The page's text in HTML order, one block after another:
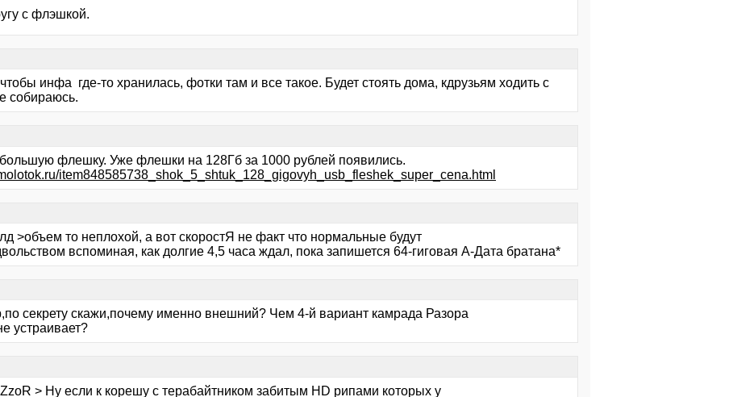
с флэшкой.
инфа где-то хранилась, фотки там и все такое. Будет стоять дома, кдрузьям ходить с
собираюсь.
флешку. Уже флешки на 128Гб за 1000 рублей появились.
item848585738_shok_5_shtuk_128_gigovyh_usb_fleshek_super_cena.html
>объем то неплохой, а вот скоростЯ не факт что нормальные будут
вспоминая, как долгие 4,5 часа ждал, пока запишется 64-гиговая А-Дата братана*
секрету скажи,почему именно внешний? Чем 4-й вариант камрада Разора
устраивает?
> Ну если к корешу с терабайтником забитым HD рипами которых у